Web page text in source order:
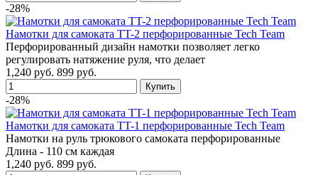
-28%
Намотки для самоката TT-2 перфорированные Tech Team
Перфорированный дизайн намотки позволяет легко
регулировать натяжение руля, что делает
1,240 руб. 899 руб.
-28%
Намотки для самоката TT-1 перфорированные Tech Team
Намотки на руль трюкового самоката перфорированные
Длина - 110 см каждая
1,240 руб. 899 руб.